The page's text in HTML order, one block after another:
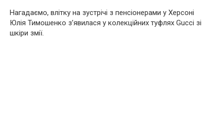
Нагадаємо, влітку на зустрічі з пенсіонерами у Херсоні
Юлія Тимошенко з’явилася у колекційних туфлях Gucci зі
шкіри змії.